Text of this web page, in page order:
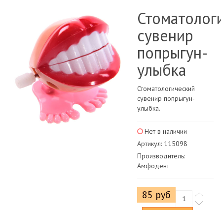
сувенир
попрыгун-
улыбка
Стоматологический
сувенир попрыгун-
улыбка.
Нет в наличии
Артикул: 115098
Производитель:
Амфодент
85 руб